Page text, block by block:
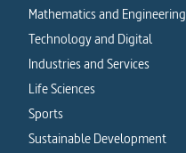
Mathematics and Engineering
Technology and Digital
Industries and Services
Life Sciences
Sports
Sustainable Development